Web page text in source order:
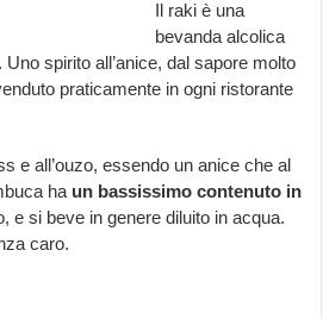
Il raki è una
bevanda alcolica
spirito all’anice, dal sapore molto
praticamente in ogni ristorante
e all’ouzo, essendo un anice che al
ha un bassissimo contenuto in
e si beve in genere diluito in acqua.
caro.